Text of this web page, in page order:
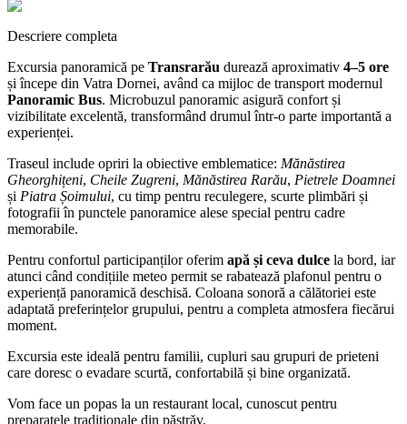
Descriere completa
Excursia panoramică pe Transrarău durează aproximativ 4–5 ore
și începe din Vatra Dornei, având ca mijloc de transport modernul
Panoramic Bus. Microbuzul panoramic asigură confort și
vizibilitate excelentă, transformând drumul într-o parte importantă a
experienței.
Traseul include opriri la obiective emblematice: Mănăstirea
Gheorghițeni, Cheile Zugreni, Mănăstirea Rarău, Pietrele Doamnei
și Piatra Șoimului, cu timp pentru reculegere, scurte plimbări și
fotografii în punctele panoramice alese special pentru cadre
memorabile.
Pentru confortul participanților oferim apă și ceva dulce la bord, iar
atunci când condițiile meteo permit se rabatează plafonul pentru o
experiență panoramică deschisă. Coloana sonoră a călătoriei este
adaptată preferințelor grupului, pentru a completa atmosfera fiecărui
moment.
Excursia este ideală pentru familii, cupluri sau grupuri de prieteni
care doresc o evadare scurtă, confortabilă și bine organizată.
Vom face un popas la un restaurant local, cunoscut pentru
preparatele tradiționale din păstrăv.